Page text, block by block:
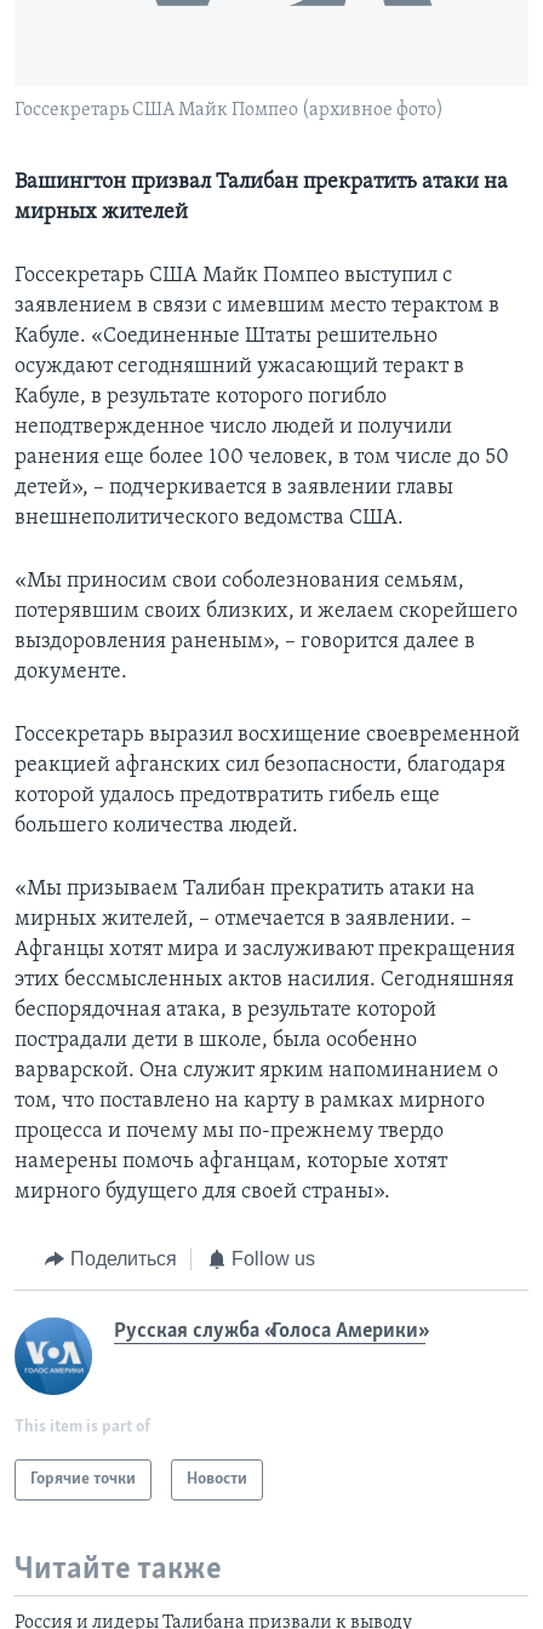
СОЦИАЛЬНЫЕ СЕТИ
Языки
Госсекретарь США Майк Помпео (архивное фото)
Вашингтон призвал Талибан прекратить атаки на
мирных жителей
Госсекретарь США Майк Помпео выступил с
заявлением в связи с имевшим место терактом в
Кабуле. «Соединенные Штаты решительно
осуждают сегодняшний ужасающий теракт в
Кабуле, в результате которого погибло
неподтвержденное число людей и получили
ранения еще более 100 человек, в том числе до 50
детей», – подчеркивается в заявлении главы
внешнеполитического ведомства США.
«Мы приносим свои соболезнования семьям,
потерявшим своих близких, и желаем скорейшего
выздоровления раненым», – говорится далее в
документе.
Госсекретарь выразил восхищение своевременной
реакцией афганских сил безопасности, благодаря
которой удалось предотвратить гибель еще
большего количества людей.
«Мы призываем Талибан прекратить атаки на
мирных жителей, – отмечается в заявлении. –
Афганцы хотят мира и заслуживают прекращения
этих бессмысленных актов насилия. Сегодняшняя
беспорядочная атака, в результате которой
пострадали дети в школе, была особенно
варварской. Она служит ярким напоминанием о
том, что поставлено на карту в рамках мирного
процесса и почему мы по-прежнему твердо
намерены помочь афганцам, которые хотят
мирного будущего для своей страны».
Поделиться Follow us
Русская служба «Голоса Америки»
This item is part of
Горячие точки Новости
Читайте также
Россия и лидеры Талибана призвали к выводу